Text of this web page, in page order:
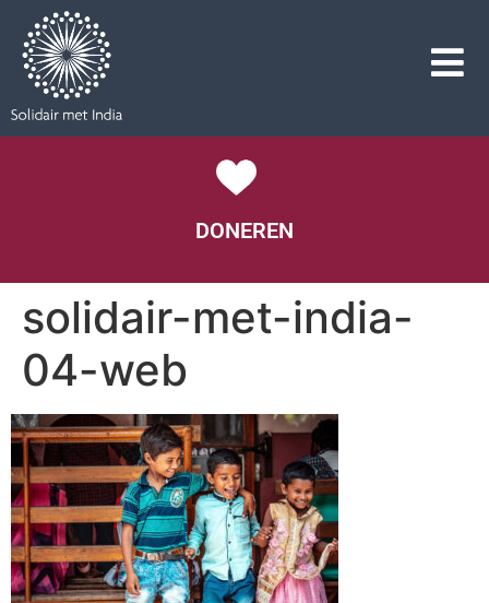
DONEREN
solidair-met-india-
04-web